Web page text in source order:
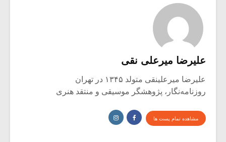
علیرضا میرعلی نقی
علیرضا میرعلینقی متولد ۱۳۴۵ در تهران
روزنامه‌نگار، پژوهشگر موسیقی و منتقد هنری
مشاهده تمام پست ها